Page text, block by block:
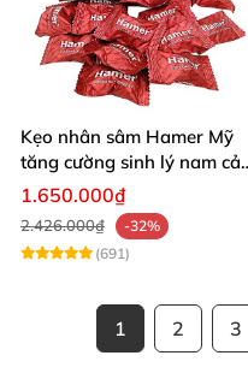
Kẹo nhân sâm Hamer Mỹ
tăng cường sinh lý nam cải
thiện sức khỏe
1.650.000₫
2.426.000₫
-32%
(691)
1 2 3